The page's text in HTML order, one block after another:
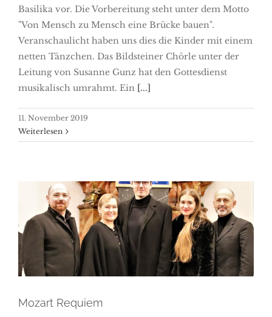
Basilika vor. Die Vorbereitung steht unter dem Motto
"Von Mensch zu Mensch eine Brücke bauen".
Veranschaulicht haben uns dies die Kinder mit einem
netten Tänzchen. Das Bildsteiner Chörle unter der
Leitung von Susanne Gunz hat den Gottesdienst
musikalisch umrahmt. Ein [...]
11. November 2019
Weiterlesen
Mozart Requiem
Mozart Requiem